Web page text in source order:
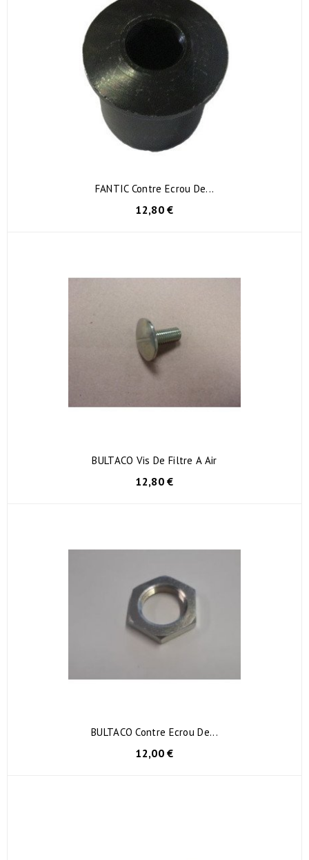
FANTIC Contre Ecrou De...
12,80 €
BULTACO Vis De Filtre A Air
12,80 €
BULTACO Contre Ecrou De...
12,00 €